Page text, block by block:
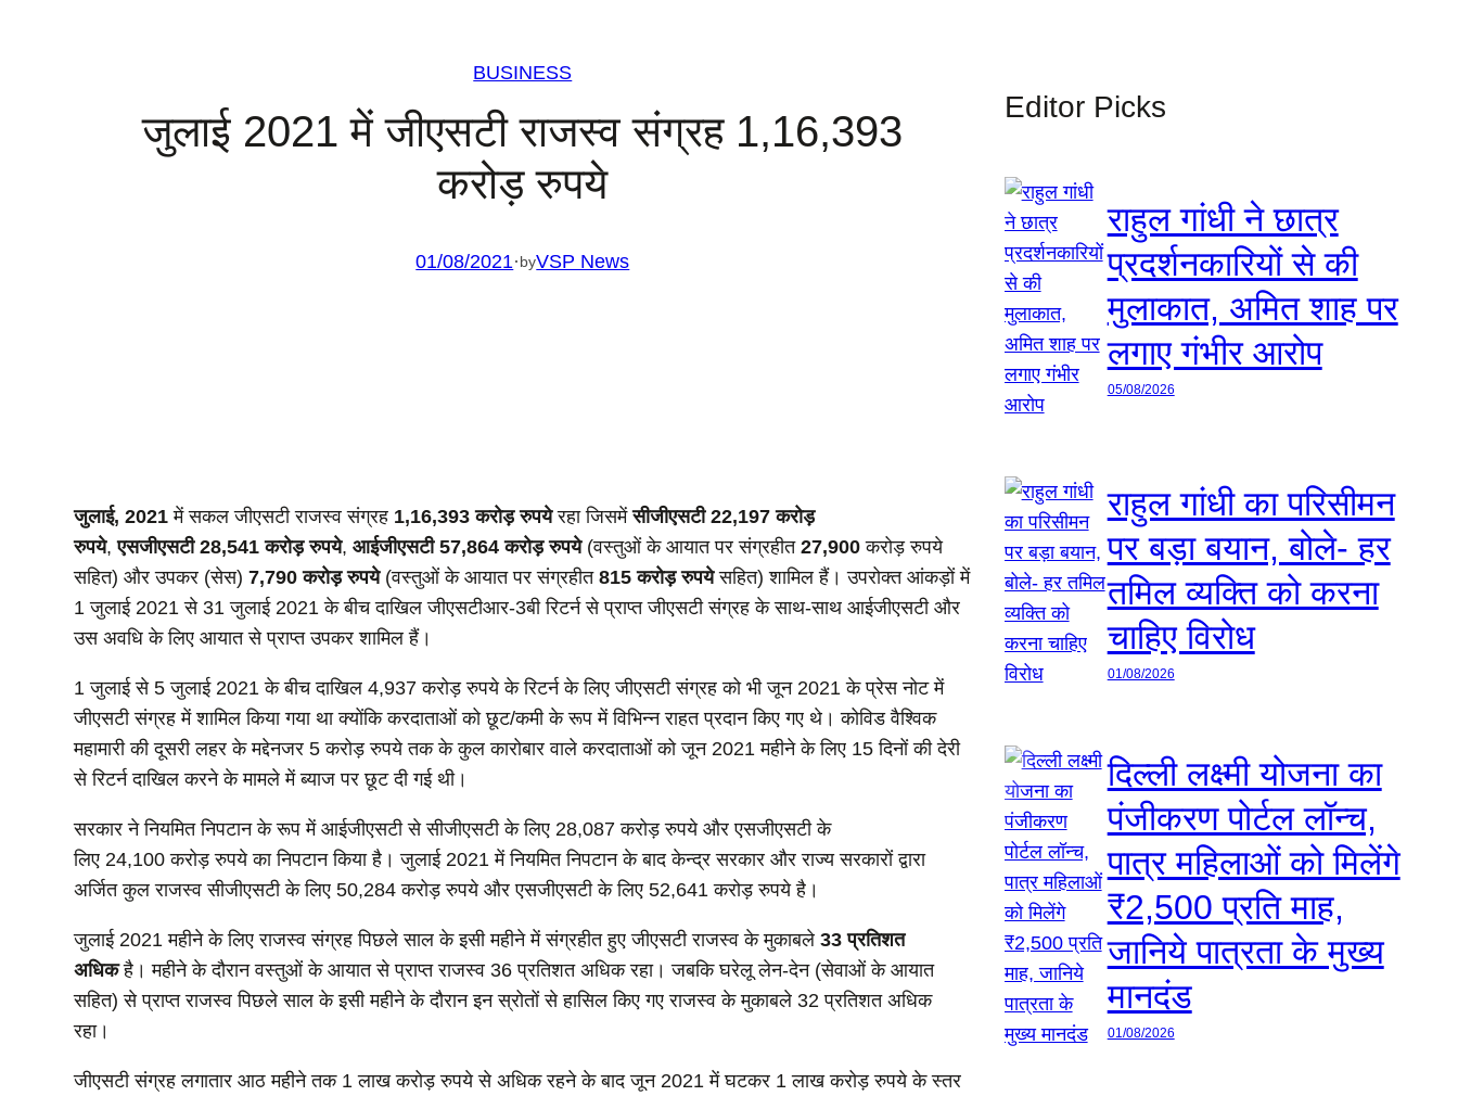
BUSINESS
जुलाई 2021 में जीएसटी राजस्व संग्रह 1,16,393
करोड़ रुपये
01/08/2021·byVSP News
जुलाई, 2021में सकल जीएसटी राजस्व संग्रह 1,16,393 करोड़ रुपयेरहा जिसमेंसीजीएसटी 22,197करोड़
रुपये,एसजीएसटी 28,541करोड़ रुपये, आईजीएसटी 57,864करोड़ रुपये(वस्‍तुओं के आयात पर संग्रहीत 27,900करोड़ रुपये
सहित) और उपकर (सेस) 7,790करोड़ रुपये(वस्‍तुओं के आयात पर संग्रहीत 815करोड़ रुपयेसहित) शामिल हैं। उपरोक्त आंकड़ों में
1 जुलाई 2021 से 31 जुलाई 2021 के बीच दाखिल जीएसटीआर-3बी रिटर्न से प्राप्त जीएसटी संग्रह के साथ-साथ आईजीएसटी और
उस अवधि के लिए आयात से प्राप्त उपकर शामिल हैं।
1 जुलाई से 5 जुलाई 2021 के बीच दाखिल 4,937 करोड़ रुपये के रिटर्न के लिए जीएसटी संग्रह को भी जून 2021 के प्रेस नोट में
जीएसटी संग्रह में शामिल किया गया था क्योंकि करदाताओं को छूट/कमी के रूप में विभिन्न राहत प्रदान किए गए थे। कोविड वैश्विक
महामारी की दूसरी लहर के मद्देनजर 5 करोड़ रुपये तक के कुल कारोबार वाले करदाताओं को जून 2021 महीने के लिए 15 दिनों की देरी
से रिटर्न दाखिल करने के मामले में ब्याज पर छूट दी गई थी।
सरकार ने नियमित निपटान के रूप में आईजीएसटी से सीजीएसटी के लिए 28,087 करोड़ रुपये और एसजीएसटी के
लिए 24,100 करोड़ रुपये का निपटान किया है। जुलाई 2021 में नियमित निपटान के बाद केन्‍द्र सरकार और राज्‍य सरकारों द्वारा
अर्जित कुल राजस्‍व सीजीएसटी के लिए 50,284 करोड़ रुपये और एसजीएसटी के लिए 52,641 करोड़ रुपये है।
जुलाई 2021 महीने के लिए राजस्व संग्रह पिछले साल के इसी महीने में संग्रहीत हुए जीएसटी राजस्व के मुकाबले 33 प्रतिशत
अधिकहै। महीने के दौरान वस्‍तुओं के आयात से प्राप्‍त राजस्व 36 प्रतिशत अधिक रहा। जबकि घरेलू लेन-देन (सेवाओं के आयात
सहित) से प्राप्‍त राजस्व पिछले साल के इसी महीने के दौरान इन स्रोतों से हासिल किए गए राजस्व के मुकाबले 32 प्रतिशत अधिक
रहा।
जीएसटी संग्रह लगातार आठ महीने तक 1 लाख करोड़ रुपये से अधिक रहने के बाद जून 2021 में घटकर 1 लाख करोड़ रुपये के स्‍तर
Editor Picks
राहुल गांधी ने छात्र
प्रदर्शनकारियों से की
मुलाकात, अमित शाह पर
लगाए गंभीर आरोप
05/08/2026
राहुल गांधी का परिसीमन
पर बड़ा बयान, बोले- हर
तमिल व्यक्ति को करना
चाहिए विरोध
01/08/2026
दिल्ली लक्ष्मी योजना का
पंजीकरण पोर्टल लॉन्च,
पात्र महिलाओं को मिलेंगे
₹2,500 प्रति माह,
जानिये पात्रता के मुख्य
मानदंड
01/08/2026